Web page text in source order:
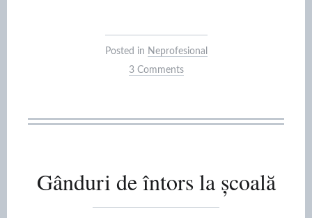
Posted in Neprofesional
3 Comments
Gânduri de întors la școală